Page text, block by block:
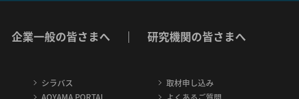
企業一般の皆さまへ 研究機関の皆さまへ
シラバス
取材申し込み